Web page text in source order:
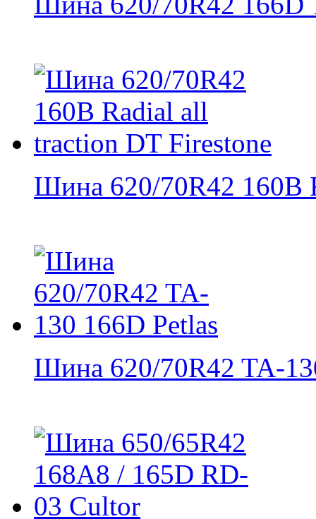
Шина 620/70R42 160B
Шина 620/70R42 TA-